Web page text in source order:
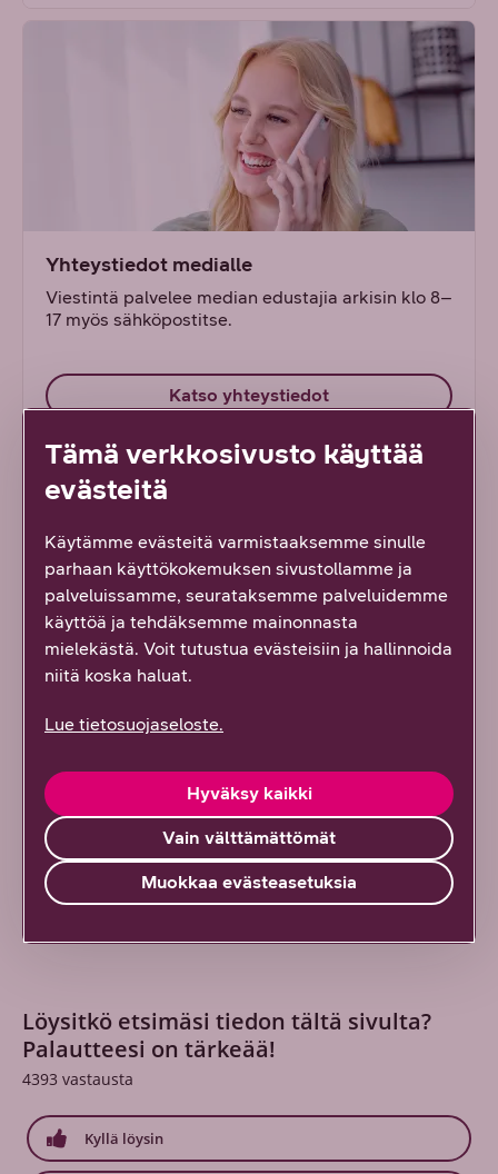
Yhteystiedot medialle
Viestintä palvelee median edustajia arkisin klo 8–
17 myös sähköpostitse.
Katso yhteystiedot
DNA:n blogeista & artikkeleista löydät
Lue lisää
Löysitkö etsimäsi tiedon tältä sivulta?
Palautteesi on tärkeää!
4393 vastausta
Kyllä löysin
Tämä verkkosivusto käyttää
evästeitä
Käytämme evästeitä varmistaaksemme sinulle
parhaan käyttökokemuksen sivustollamme ja
palveluissamme, seurataksemme palveluidemme
käyttöä ja tehdäksemme mainonnasta
mielekästä. Voit tutustua evästeisiin ja hallinnoida
niitä koska haluat.
Lue tietosuojaseloste.
Vain välttämättömät
Hyväksy kaikki
Muokkaa evästeasetuksia